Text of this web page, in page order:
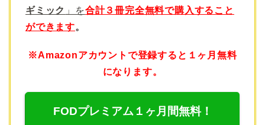
ギミック 」を合計３冊完全無料で購入すること
ができます。
※Amazonアカウントで登録すると１ヶ月無料
になります。
FODプレミアム１ヶ月間無料！